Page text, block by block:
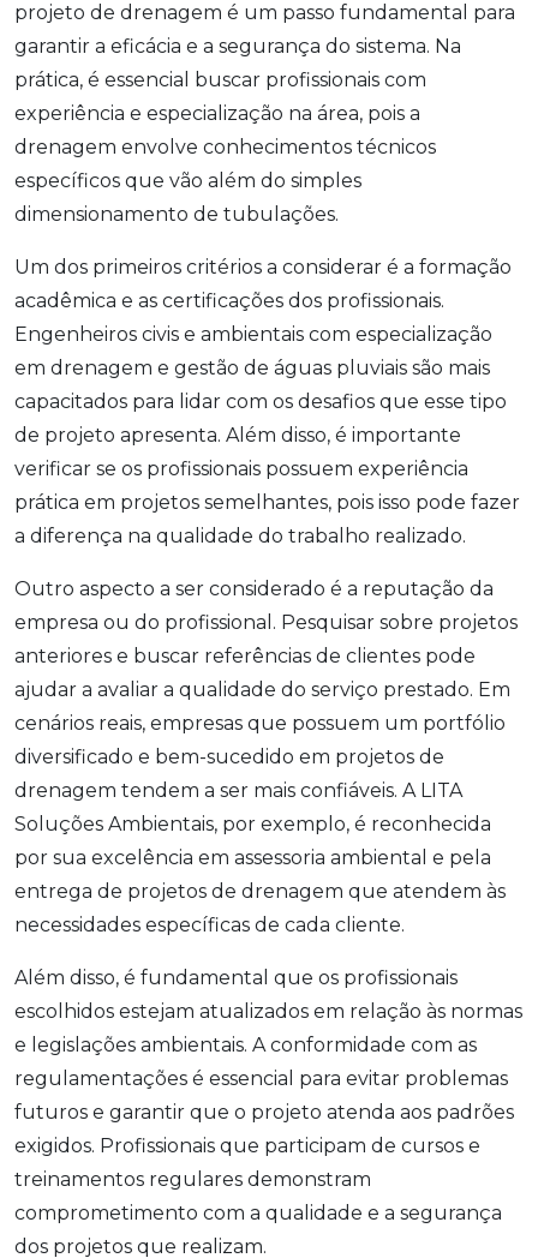
projeto de drenagem é um passo fundamental para
garantir a eficácia e a segurança do sistema. Na
prática, é essencial buscar profissionais com
experiência e especialização na área, pois a
drenagem envolve conhecimentos técnicos
específicos que vão além do simples
dimensionamento de tubulações.
Um dos primeiros critérios a considerar é a formação
acadêmica e as certificações dos profissionais.
Engenheiros civis e ambientais com especialização
em drenagem e gestão de águas pluviais são mais
capacitados para lidar com os desafios que esse tipo
de projeto apresenta. Além disso, é importante
verificar se os profissionais possuem experiência
prática em projetos semelhantes, pois isso pode fazer
a diferença na qualidade do trabalho realizado.
Outro aspecto a ser considerado é a reputação da
empresa ou do profissional. Pesquisar sobre projetos
anteriores e buscar referências de clientes pode
ajudar a avaliar a qualidade do serviço prestado. Em
cenários reais, empresas que possuem um portfólio
diversificado e bem-sucedido em projetos de
drenagem tendem a ser mais confiáveis. A LITA
Soluções Ambientais, por exemplo, é reconhecida
por sua excelência em assessoria ambiental e pela
entrega de projetos de drenagem que atendem às
necessidades específicas de cada cliente.
Além disso, é fundamental que os profissionais
escolhidos estejam atualizados em relação às normas
e legislações ambientais. A conformidade com as
regulamentações é essencial para evitar problemas
futuros e garantir que o projeto atenda aos padrões
exigidos. Profissionais que participam de cursos e
treinamentos regulares demonstram
comprometimento com a qualidade e a segurança
dos projetos que realizam.